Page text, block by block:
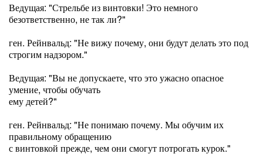
Ведущая: "Стрельбе из винтовки! Это немного
безответственно, не так ли?"
ген. Рейнвальд: "Не вижу почему, они будут делать это под
строгим надзором."
Ведущая: "Вы не допускаете, что это ужасно опасное
умение, чтобы обучать
ему детей?"
ген. Рейнвальд: "Не понимаю почему. Мы обучим их
правильному обращению
с винтовкой прежде, чем они смогут потрогать курок."